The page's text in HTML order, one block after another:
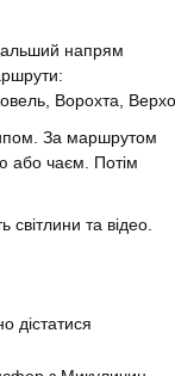
напрям
Ворохта,
За маршрутом
або чаєм. Потім
та відео.
дістатися